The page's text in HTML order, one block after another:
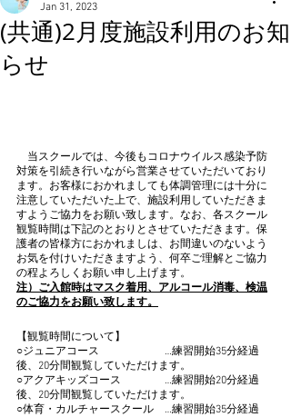
(共通)2月度施設利用のお知
らせ
Jan 31, 2023
当スクールでは、今後もコロナウイルス感染予防
対策を引続き行いながら営業させていただいており
ます。お客様におかれましても体調管理には十分に
注意していただいた上で、施設利用していただきま
すようご協力をお願い致します。なお、各スクール
観覧時間は下記のとおりとさせていただきます。保
護者の皆様方におかれましは、お間違いのないよう
お気を付けいただきますよう、何卒ご理解とご協力
の程よろしくお願い申し上げます。
注）ご入館時はマスク着用、アルコール消毒、検温
のご協力をお願い致します。
【観覧時間について】
○ジュニアコース　　　　　　…練習開始35分経過
後、20分間観覧していただけます。
○アクアキッズコース　　　　…練習開始20分経過
後、20分間観覧していただけます。
○体育・カルチャースクール　…練習開始35分経過